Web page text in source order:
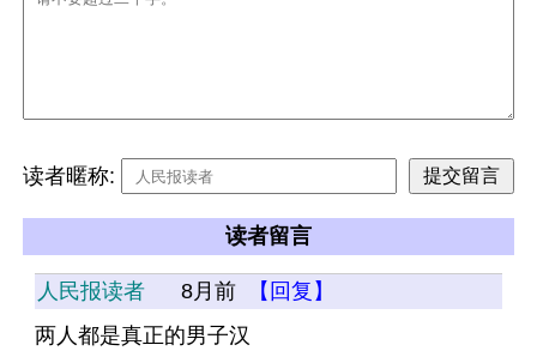
读者暱称:
读者留言
人民报读者 8月前
【回复】
两人都是真正的男子汉